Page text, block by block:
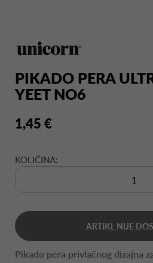
PIKADO PERA
YEET NO6
1,45 €
KOLIČINA:
ARTIKL NIJE
Pikado pera privlačnog dizajna